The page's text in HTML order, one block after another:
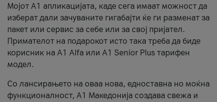
Мојот А1 апликацијата, каде сега имаат можност да
изберат дали зачуваните гигабајти ќе ги разменат за
пакет или сервис за себе или за свој пријател.
Примателот на подарокот исто така треба да биде
корисник на А1 Alfa или A1 Senior Plus тарифен
модел.
Со лансирањето на оваа нова, едноставна но моќна
функционалност, А1 Македонија создава свежа и